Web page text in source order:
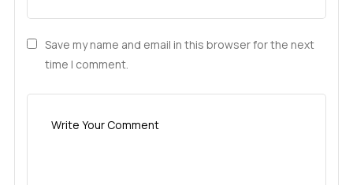
Save my name and email in this browser for the next
time I comment.